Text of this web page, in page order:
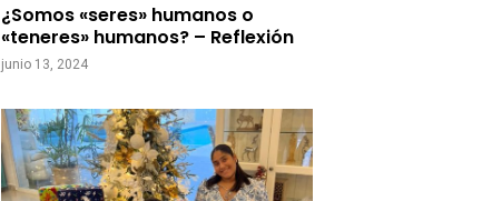
¿Somos «seres» humanos o
«teneres» humanos? – Reflexión
junio 13, 2024